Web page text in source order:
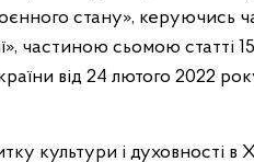
стану»,
частиною сьомою
від 24 лютого 2022
культури і духовності в